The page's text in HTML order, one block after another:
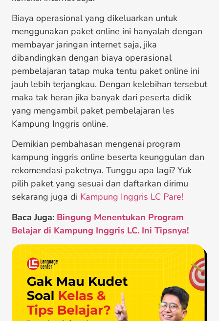
Biaya operasional yang dikeluarkan untuk
menggunakan paket online ini hanyalah dengan
membayar jaringan internet saja, jika
dibandingkan dengan biaya operasional
pembelajaran tatap muka tentu paket online ini
jauh lebih terjangkau. Dengan kelebihan tersebut
maka tak heran jika banyak dari peserta didik
yang mengambil paket pembelajaran les
Kampung Inggris online.
Demikian pembahasan mengenai program
kampung inggris online beserta keunggulan dan
rekomendasi paketnya. Tunggu apa lagi? Yuk
pilih paket yang sesuai dan daftarkan dirimu
sekarang juga di Kampung Inggris LC Pare!
Baca Juga: Bingung Menentukan Program
Belajar di Kampung Inggris LC. Ini Tipsnya!